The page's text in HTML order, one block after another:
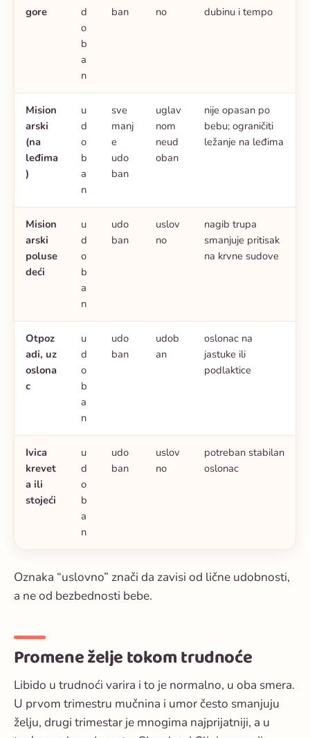
gore
d
o
b
a
n
ban
no
dubinu i tempo
Mision
arski
(na
leđima
)
u
d
o
b
a
n
sve
manj
e
udo
ban
uglav
nom
neud
oban
nije opasan po
bebu; ograničiti
ležanje na leđima
Mision
arski
poluse
deći
u
d
o
b
a
n
udo
ban
uslov
no
nagib trupa
smanjuje pritisak
na krvne sudove
Otpoz
adi, uz
oslona
c
u
d
o
b
a
n
udo
ban
udob
an
oslonac na
jastuke ili
podlaktice
Ivica
krevet
a ili
stojeći
u
d
o
b
a
n
udo
ban
uslov
no
potreban stabilan
oslonac
Oznaka “uslovno” znači da zavisi od lične udobnosti,
a ne od bezbednosti bebe.
Promene želje tokom trudnoće
Libido u trudnoći varira i to je normalno, u oba smera.
U prvom trimestru mučnina i umor često smanjuju
želju, drugi trimestar je mnogima najprijatniji, a u